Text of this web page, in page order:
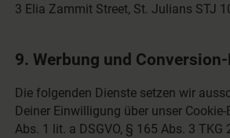
3 Elia Zammit Street, St. Julians STJ
9. Werbung und
Die folgenden Dienste setzen wir
Deiner Einwilligung über unser Cookie-
Abs. 1 lit. a DSGVO, § 165 Abs. 3